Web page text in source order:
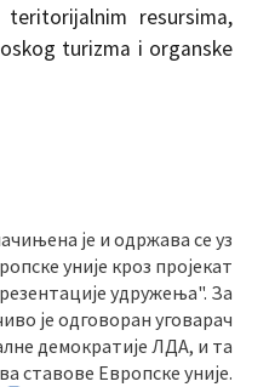
resursima,
turizma i organske
је и одржава се уз
уније кроз пројекат
удружења". За
је одговоран уговарач
демократије ЛДА, и та
ставове Европске уније.